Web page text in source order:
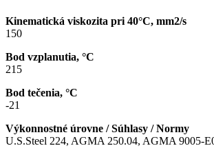
Kinematická viskozita pri 40°C, mm2/s
150
Bod vzplanutia, °C
215
Bod tečenia, °C
-21
Výkonnostné úrovne / Súhlasy / Normy
U.S.Steel 224, AGMA 250.04, AGMA 9005-